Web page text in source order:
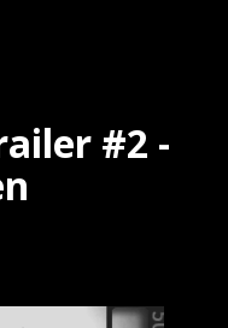
#2 -